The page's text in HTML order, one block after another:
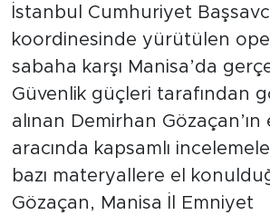
İstanbul Cumhuriyet
koordinesinde yürütülen
sabaha karşı Manisa’da
Güvenlik güçleri tarafından
alınan Demirhan
aracında kapsamlı
bazı materyallere el